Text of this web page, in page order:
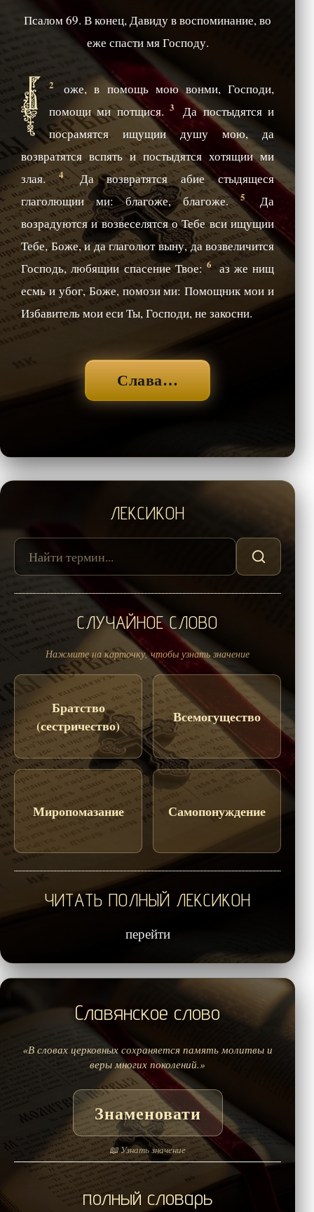
Псалом 69. В конец, Давиду в воспоминание, во
еже спасти мя Господу.
2
Б
оже, в помощь мою вонми, Господи,
помощи ми потщися.3
Да постыдятся и
посрамятся ищущии душу мою, да
возвратятся вспять и постыдятся хотящии ми
злая.4 Да возвратятся абие стыдящеся
глаголющии ми: благоже, благоже.5 Да
возрадуются и возвеселятся о Тебе вси ищущии
Тебе, Боже, и да глаголют выну, да возвеличится
Господь, любящии спасение Твое:6
аз же нищ
есмь и убог, Боже, помози ми: Помощник мои и
Избавитель мои еси Ты, Господи, не закосни.
Слава…
ЛЕКСИКОН
СЛУЧАЙНОЕ СЛОВО
Нажмите на карточку, чтобы узнать значение
Братство
(сестричество)
Всемогущество
Миропомазание Самопонуждение
ЧИТАТЬ ПОЛНЫЙ ЛЕКСИКОН
перейти
Славянское слово
«В словах церковных сохраняется память молитвы и
веры многих поколений.»
Знаменовати
📖 Узнать значение
полный словарь